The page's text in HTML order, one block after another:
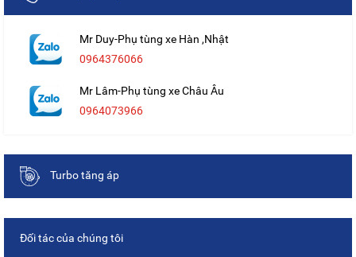
Mr Duy-Phụ tùng xe Hàn ,Nhật
0964376066
Mr Lâm-Phụ tùng xe Châu Âu
0964073966
Turbo tăng áp
Đối tác của chúng tôi